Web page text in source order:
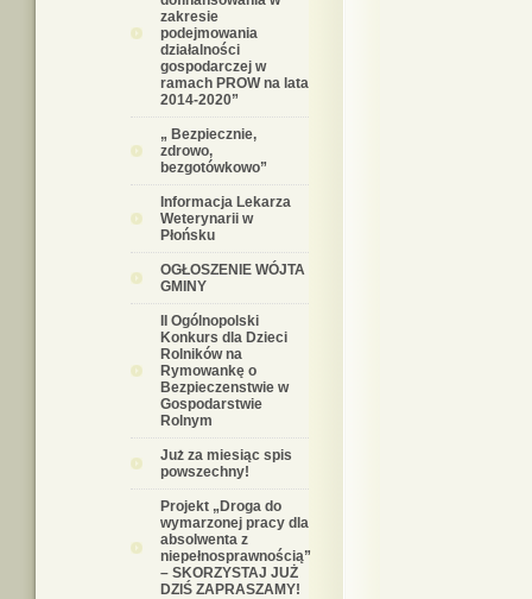
zakresie
podejmowania
działalności
gospodarczej w
ramach PROW na lata
2014-2020”
„ Bezpiecznie,
zdrowo,
bezgotówkowo”
Informacja Lekarza
Weterynarii w
Płońsku
OGŁOSZENIE WÓJTA
GMINY
II Ogólnopolski
Konkurs dla Dzieci
Rolników na
Rymowankę o
Bezpieczenstwie w
Gospodarstwie
Rolnym
Już za miesiąc spis
powszechny!
Projekt „Droga do
wymarzonej pracy dla
absolwenta z
niepełnosprawnością”
– SKORZYSTAJ JUŻ
DZIŚ ZAPRASZAMY!